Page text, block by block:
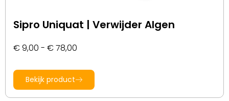
Sipro Uniquat | Verwijder Algen
€9,00 - €78,00
Bekijk product